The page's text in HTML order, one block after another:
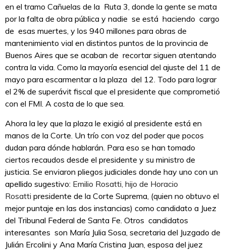
en el tramo Cañuelas de la Ruta 3, donde la gente se mata
por la falta de obra pública y nadie se está haciendo cargo
de esas muertes, y los 940 millones para obras de
mantenimiento vial en distintos puntos de la provincia de
Buenos Aires que se acaban de recortar siguen atentando
contra la vida. Como la mayoría esencial del ajuste del 11 de
mayo para escarmentar a la plaza del 12. Todo para lograr
el 2% de superávit fiscal que el presidente que comprometió
con el FMI. A costa de lo que sea.
Ahora la ley que la plaza le exigió al presidente está en
manos de la Corte. Un trío con voz del poder que pocos
dudan para dónde hablarán. Para eso se han tomado
ciertos recaudos desde el presidente y su ministro de
justicia. Se enviaron pliegos judiciales donde hay uno con un
apellido sugestivo: Emilio Rosatti, hijo de Horacio
Rosatti presidente de la Corte Suprema, (quien no obtuvo el
mejor puntaje en las dos instancias) como candidato a Juez
del Tribunal Federal de Santa Fe. Otros candidatos
interesantes son María Julia Sosa, secretaria del Juzgado de
Julián Ercolini y Ana María Cristina Juan, esposa del juez